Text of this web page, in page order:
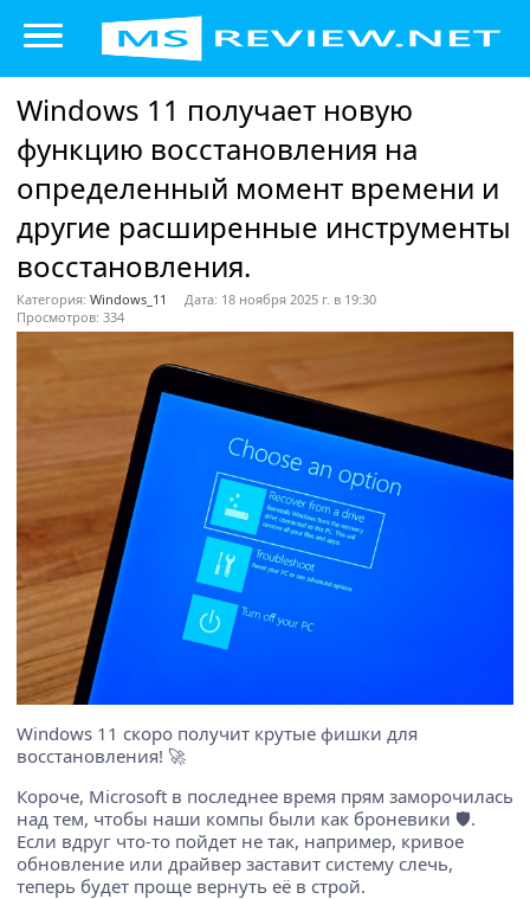
Windows 11 получает новую
функцию восстановления на
определенный момент времени и
другие расширенные инструменты
восстановления.
Категория: Windows_11
Дата: 18 ноября 2025 г. в 19:30
Просмотров: 334
Windows 11 скоро получит крутые фишки для
восстановления! 🚀
Короче, Microsoft в последнее время прям заморочилась
над тем, чтобы наши компы были как броневики 🛡️.
Если вдруг что-то пойдет не так, например, кривое
обновление или драйвер заставит систему слечь,
теперь будет проще вернуть её в строй.